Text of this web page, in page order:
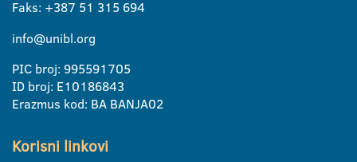
Faks: +387 51 315 694
info@unibl.org
PIC broj: 995591705
ID broj: E10186843
Erazmus kod: BA BANJA02
Korisni linkovi